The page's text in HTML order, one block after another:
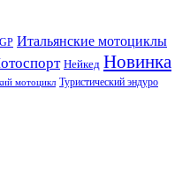
Итальянские мотоциклы
Нейкед Новинка
мотоцикл Туристический эндуро